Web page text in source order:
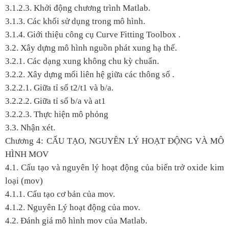
3.1.2.3. Khởi động chương trình Matlab.
3.1.3. Các khối sử dụng trong mô hình.
3.1.4. Giới thiệu công cụ Curve Fitting Toolbox .
3.2. Xây dựng mô hình nguồn phát xung hạ thế.
3.2.1. Các dạng xung không chu kỳ chuẩn.
3.2.2. Xây dựng mối liên hệ giữa các thông số .
3.2.2.1. Giữa tỉ số t2/t1 và b/a.
3.2.2.2. Giữa tỉ số b/a và at1
3.2.2.3. Thực hiện mô phỏng
3.3. Nhận xét.
Chương 4: CẤU TẠO, NGUYÊN LÝ HOẠT ĐỘNG VÀ MÔ
HÌNH MOV
4.1. Cấu tạo và nguyên lý hoạt động của biến trở oxide kim
loại (mov)
4.1.1. Cấu tạo cơ bản của mov.
4.1.2. Nguyên Lý hoạt động của mov.
4.2. Đánh giá mô hình mov của Matlab.